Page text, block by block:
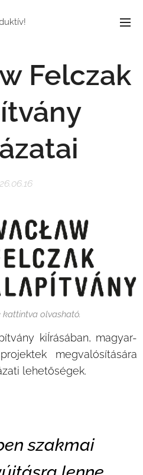
Felczak
kattintva olvasható.
kiÍrásában, magyar-
megvalósítására
lehetőségek.
szakmai